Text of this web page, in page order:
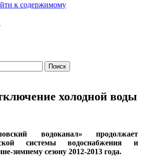
(КИА
к содержимому
холодной воды
водоканал» продолжает
системы водоснабжения и
зимнему сезону 2012-2013 года.